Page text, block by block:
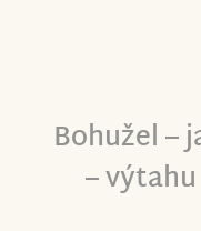
Bohužel –
–